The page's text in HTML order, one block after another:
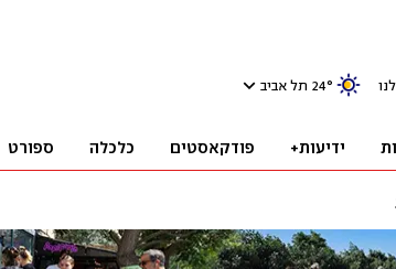
24° תל אביב
ידיעות+ פודקאסטים כלכלה ספורט